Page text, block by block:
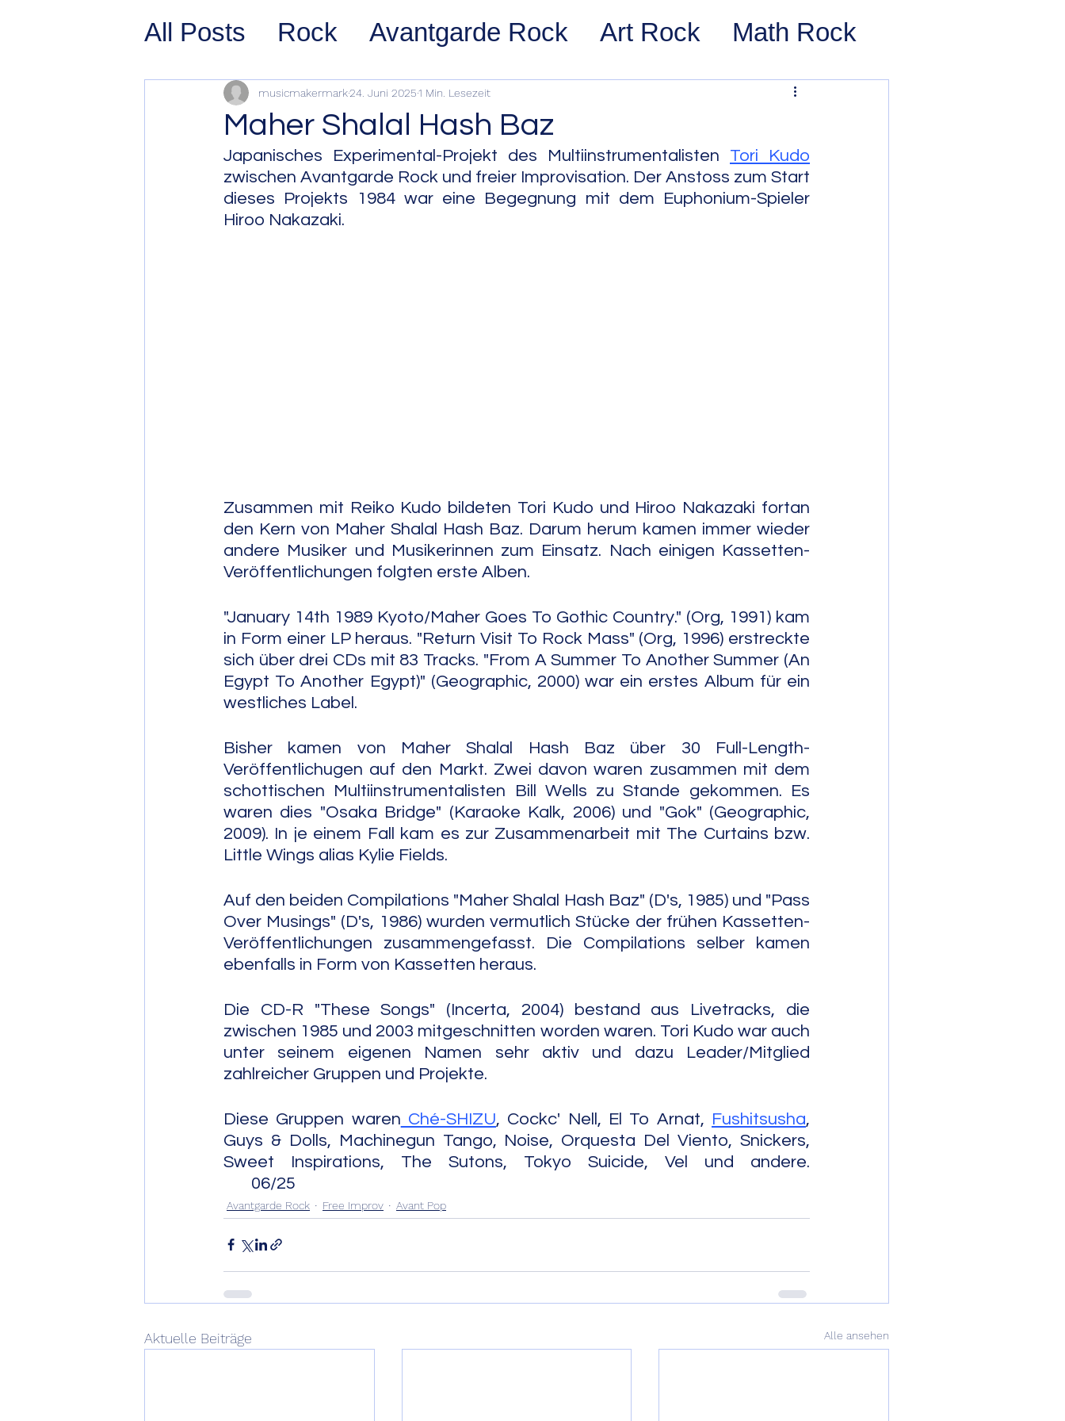
All Posts Rock Avantgarde Rock Art Rock Math Rock
Prog Rock Post Rock Noise Rock
Psychedelic/Space Rock Stoner Rock Alternative Rock
Hard Rock Garage Rock
Maher Shalal Hash Baz
musicmakermark24. Juni 20251 Min. Lesezeit
Japanisches Experimental-Projekt des Multiinstrumentalisten Tori Kudo
zwischen Avantgarde Rock und freier Improvisation. Der Anstoss zum Start
dieses Projekts 1984 war eine Begegnung mit dem Euphonium-Spieler
Hiroo Nakazaki.
Zusammen mit Reiko Kudo bildeten Tori Kudo und Hiroo Nakazaki fortan
den Kern von Maher Shalal Hash Baz. Darum herum kamen immer wieder
andere Musiker und Musikerinnen zum Einsatz. Nach einigen Kassetten-
Veröffentlichungen folgten erste Alben.
"January 14th 1989 Kyoto/Maher Goes To Gothic Country." (Org, 1991) kam
in Form einer LP heraus. "Return Visit To Rock Mass" (Org, 1996) erstreckte
sich über drei CDs mit 83 Tracks. "From A Summer To Another Summer (An
Egypt To Another Egypt)" (Geographic, 2000) war ein erstes Album für ein
westliches Label.
Bisher kamen von Maher Shalal Hash Baz über 30 Full-Length-
Veröffentlichugen auf den Markt. Zwei davon waren zusammen mit dem
schottischen Multiinstrumentalisten Bill Wells zu Stande gekommen. Es
waren dies "Osaka Bridge" (Karaoke Kalk, 2006) und "Gok" (Geographic,
2009). In je einem Fall kam es zur Zusammenarbeit mit The Curtains bzw.
Little Wings alias Kylie Fields.
Auf den beiden Compilations "Maher Shalal Hash Baz" (D's, 1985) und "Pass
Over Musings" (D's, 1986) wurden vermutlich Stücke der frühen Kassetten-
Veröffentlichungen zusammengefasst. Die Compilations selber kamen
ebenfalls in Form von Kassetten heraus.
Die CD-R "These Songs" (Incerta, 2004) bestand aus Livetracks, die
zwischen 1985 und 2003 mitgeschnitten worden waren. Tori Kudo war auch
unter seinem eigenen Namen sehr aktiv und dazu Leader/Mitglied
zahlreicher Gruppen und Projekte.
Diese Gruppen waren Ché-SHIZU, Cockc' Nell, El To Arnat, Fushitsusha,
Guys & Dolls, Machinegun Tango, Noise, Orquesta Del Viento, Snickers,
Sweet Inspirations, The Sutons, Tokyo Suicide, Vel und andere.
06/25
Avantgarde Rock Free Improv Avant Pop
Aktuelle Beiträge Alle ansehen